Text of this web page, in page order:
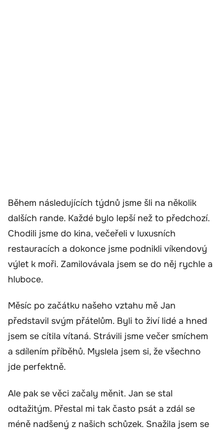
Během následujících týdnů jsme šli na několik
dalších rande. Každé bylo lepší než to předchozí.
Chodili jsme do kina, večeřeli v luxusních
restauracích a dokonce jsme podnikli víkendový
výlet k moři. Zamilovávala jsem se do něj rychle a
hluboce.
Měsíc po začátku našeho vztahu mě Jan
představil svým přátelům. Byli to živí lidé a hned
jsem se cítila vítaná. Strávili jsme večer smíchem
a sdílením příběhů. Myslela jsem si, že všechno
jde perfektně.
Ale pak se věci začaly měnit. Jan se stal
odtažitým. Přestal mi tak často psát a zdál se
méně nadšený z našich schůzek. Snažila jsem se